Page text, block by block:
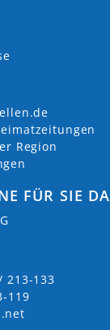
Region
FÜR SIE DA
213-133
119